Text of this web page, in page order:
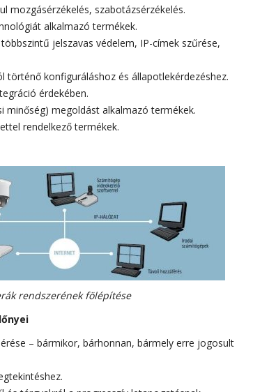
mozgásérzékelés, szabotázsérzékelés.
alkalmazó termékek.
jelszavas védelem, IP-címek szűrése,
történő konfiguráláshoz és állapotlekérdezéshez.
érdekében.
minőség) megoldást alkalmazó termékek.
rendelkező termékek.
rendszerének fölépítése
– bármikor, bárhonnan, bármely erre jogosult